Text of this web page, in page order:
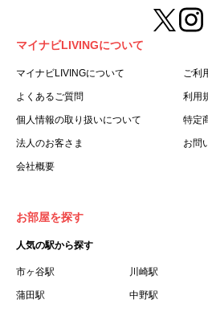
営するマイナビLIVINGを意味しま
２.「利用者」とは、第１章第２条
利用する個人を意味します。
３.「本サイト」とは、当社が運営
ます。
５.「会員」とは、第２章第１条に
た個人を意味します。
録した情報、本サービス利用中に
った場合の当該情報を意味します。
７.「本会員制度」とは、会員によ
進を目的とした会員制度を意味しま
マイナビLIVINGについて
マイナビLIVINGについて ご利
よくあるご質問 利用
個人情報の取り扱いについて 特定
法人のお客さま お問
会社概要
お部屋を探す
人気の駅から探す
市ヶ谷駅 川崎駅
蒲田駅 中野駅